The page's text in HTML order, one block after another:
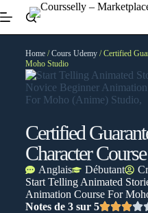
Home/Cours Udemy/ Certified
Moho Studio
Certified
Character
Anglais Débutant
Start Telling Animated
Animation Course For
Notes de 3 sur 5